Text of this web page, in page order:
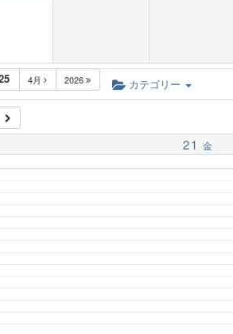
4月 2026 カテゴリー
21 金